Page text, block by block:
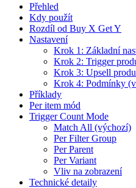
Přehled
Kdy použít
Rozdíl od Buy X Get Y
Nastavení
Krok 1: Základní
Krok 2: Trigger
Krok 3: Upsell
Krok 4: Podmínky
Příklady
Per item mód
Trigger Count Mode
Match All (výchozí)
Per Filter Group
Per Parent
Per Variant
Vliv na zobrazení
Technické detaily